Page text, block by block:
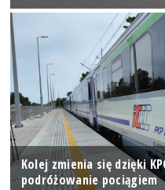
Kolej zmienia się dzięki
podróżowanie pociągiem